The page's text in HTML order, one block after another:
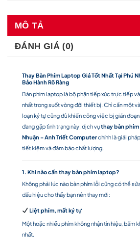
MÔ TẢ
ĐÁNH GIÁ (0)
Thay Bàn Phím Laptop Giá Tốt Nhất Tại Phú
Bảo Hành Rõ Ràng
Bàn phím laptop là bộ phận tiếp xúc trực tiếp
nhất trong suốt vòng đời thiết bị. Chỉ cần một
loạn ký tự cũng đủ khiến công việc bị gián
đang gặp tình trạng này, dịch vụthay bàn
Nhuận – Anh Triết Computerchính là giải
tiết kiệm và đảm bảo chất lượng.
1. Khi nào cần thay bàn phím laptop?
Không phải lúc nào bàn phím lỗi cũng có thể
dấu hiệu cho thấy bạn nên thay mới:
Liệt phím, mất ký tự
Một hoặc nhiều phím không nhận tín hiệu, bấm
nhất.